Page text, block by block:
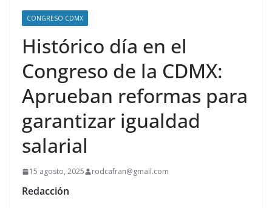
CONGRESO CDMX
Histórico día en el
Congreso de la CDMX:
Aprueban reformas para
garantizar igualdad
salarial
15 agosto, 2025 rodcafran@gmail.com
Redacción